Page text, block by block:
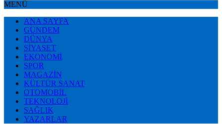
MENÜ
ANA SAYFA
GÜNDEM
DÜNYA
SİYASET
EKONOMİ
SPOR
MAGAZİN
KÜLTÜR SANAT
OTOMOBİL
TEKNOLOJİ
SAĞLIK
YAZARLAR